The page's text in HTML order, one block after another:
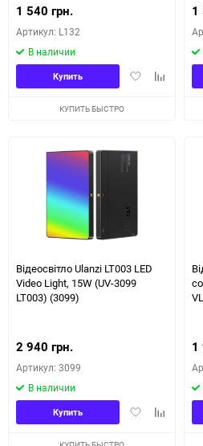
1 540 грн.
Артикул: L132
В наличии
ДобавитьДобавить
Купить
КУПИТЬ БЫСТРО
1
Відеосвітло Ulanzi LT003 LED
Video Light, 15W (UV-3099
LT003) (3099)
2 940 грн.
Артикул: 3099
В наличии
ДобавитьДобавить
Купить
1